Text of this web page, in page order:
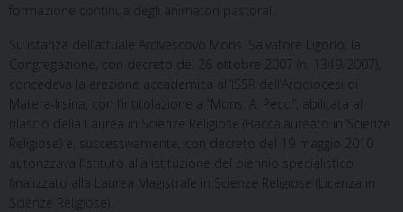
formazione continua degli animatori pastorali.
Su istanza dell’attuale Arcivescovo Mons. Salvatore Ligorio, la
Congregazione, con decreto del 26 ottobre 2007 (n. 1349/2007),
concedeva la erezione accademica all’ISSR dell’Arcidiocesi di
Matera-Irsina, con l’intitolazione a “Mons. A. Pecci”, abilitata al
rilascio della Laurea in Scienze Religiose (Baccalaureato in Scienze
Religiose) e, successivamente, con decreto del 19 maggio 2010
autorizzava l’Istituto alla istituzione del biennio specialistico
finalizzato alla Laurea Magistrale in Scienze Religiose (Licenza in
Scienze Religiose).